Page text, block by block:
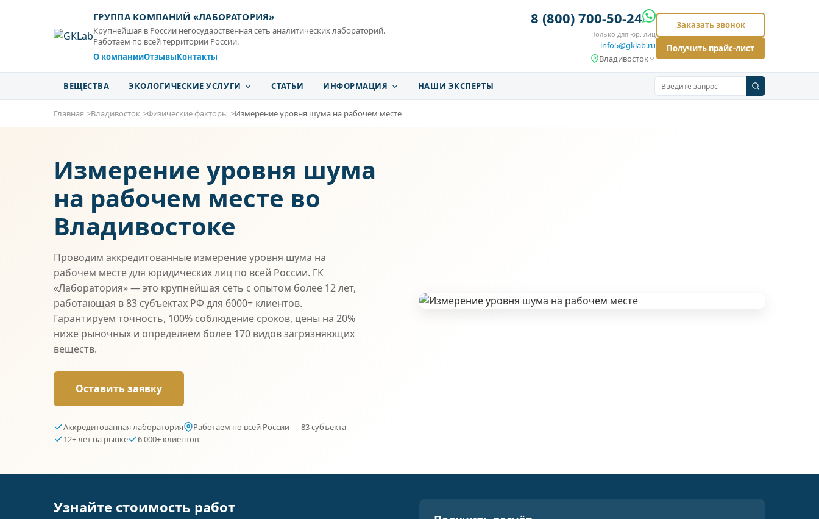
ГРУППА КОМПАНИЙ «ЛАБОРАТОРИЯ»
Крупнейшая в России негосударственная сеть аналитических лабораторий.
Работаем по всей территории России.
О компанииОтзывыКонтакты
8 (800) 700-50-24
Только для юр. лиц
info5@gklab.ru
Владивосток
Заказать звонок
Получить прайс-лист
ВЕЩЕСТВА ЭКОЛОГИЧЕСКИЕ УСЛУГИ СТАТЬИ ИНФОРМАЦИЯ НАШИ ЭКСПЕРТЫ
Главная Владивосток Физические факторы Измерение уровня шума на рабочем месте
Измерение уровня шума
на рабочем месте во
Владивостоке
Проводим аккредитованные измерение уровня шума на
рабочем месте для юридических лиц по всей России. ГК
«Лаборатория» — это крупнейшая сеть с опытом более 12 лет,
работающая в 83 субъектах РФ для 6000+ клиентов.
Гарантируем точность, 100% соблюдение сроков, цены на 20%
ниже рыночных и определяем более 170 видов загрязняющих
веществ.
Оставить заявку
Аккредитованная лаборатория
Работаем по всей России — 83 субъекта
12+ лет на рынке
6 000+ клиентов
Узнайте стоимость работ